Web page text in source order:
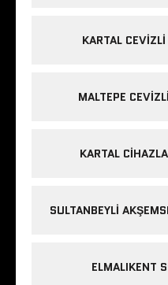
KARTAL
MALTEPE
KARTAL
SULTANBEYLI
ELMALIKENT